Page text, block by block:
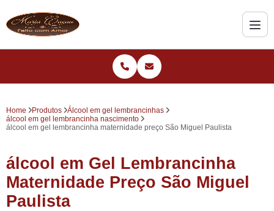
Home Produtos
Álcool em gel lembrancinhas
álcool em gel lembrancinha nascimento
álcool em gel lembrancinha maternidade preço São Miguel Paulista
álcool em Gel Lembrancinha
Maternidade Preço São Miguel
Paulista